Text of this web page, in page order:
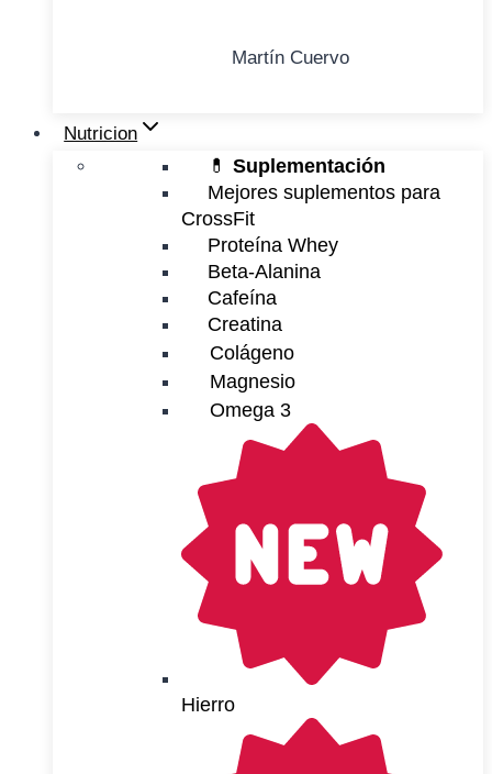
Martín Cuervo
Nutricion
💊 Suplementación
Mejores suplementos para
CrossFit
Proteína Whey
Beta-Alanina
Cafeína
Creatina
Colágeno
Magnesio
Omega 3
Hierro